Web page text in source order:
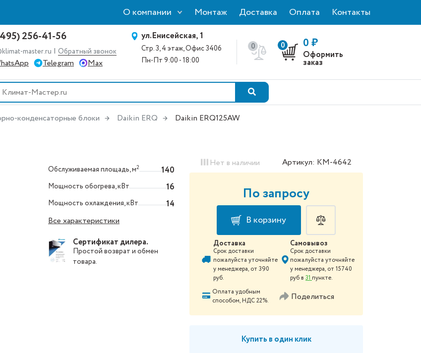
О компании Монтаж Доставка Оплата Контакты
256-41-56
master.ru | Обратный звонок
Telegram Max
ул.Енисейская, 1
Стр. 3, 4 этаж, Офис 3406
Пн-Пт 9:00 - 18:00
0 0 0 ₽
Оформить
заказ
конденсаторные блоки Daikin ERQ Daikin ERQ125AW
Обслуживаемая площадь, м2 140
Мощность обогрева, кВт 16
Мощность охлаждения, кВт
14
Все характеристики
Сертификат дилера.
Простой возврат и обмен
товара.
Нет в наличии Артикул: КМ-4642
По запросу
В корзину
Доставка
Срок доставки
пожалуйста уточняйте
у менеджера, от 390
руб.
Самовывоз
Срок доставки
пожалуйста уточняйте
у менеджера, от 15740
руб в 31 пункте.
Оплата удобным
способом, НДС 22%.
Поделиться
Купить в один клик